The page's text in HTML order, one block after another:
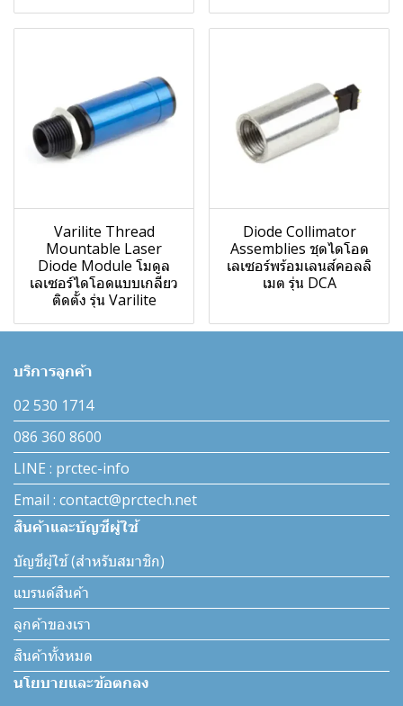
Varilite Thread
Mountable Laser
Diode Module โมดูล
เลเซอร์ไดโอดแบบเกลียว
ติดตั้ง รุ่น Varilite
Diode Collimator
Assemblies ชุดไดโอด
เลเซอร์พร้อมเลนส์คอลลิ
เมต รุ่น DCA
บริการลูกค้า
02 530 1714
086 360 8600
LINE : prctec-info
Email : contact@prctech.net
สินค้าและบัญชีผู้ใช้
บัญชีผู้ใช้ (สำหรับสมาชิก)
แบรนด์สินค้า
ลูกค้าของเรา
สินค้าทั้งหมด
นโยบายและข้อตกลง